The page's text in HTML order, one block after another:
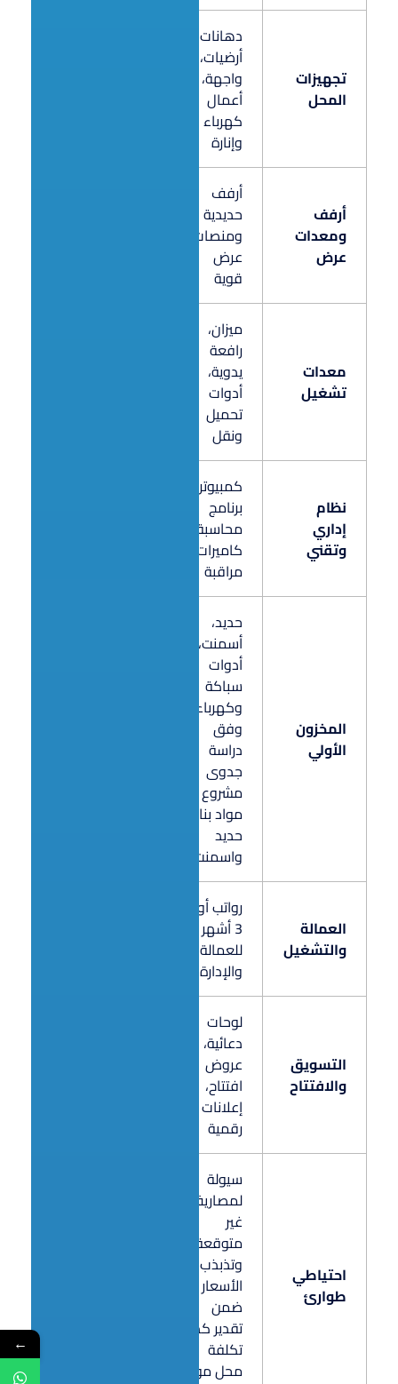
تجهيزات
المحل
دهانات،
أرضيات،
واجهة،
أعمال
كهرباء
وإنارة
أرفف
ومعدات
عرض
أرفف
حديدية
ومنصات
عرض
قوية
معدات
تشغيل
ميزان،
رافعة
يدوية،
أدوات
تحميل
ونقل
نظام
إداري
وتقني
كمبيوتر،
برنامج
محاسبة،
كاميرات
مراقبة
المخزون
الأولي
حديد،
أسمنت،
أدوات
سباكة
وكهرباء
وفق
دراسة
جدوى
مشروع
مواد بناء
حديد
واسمنت
العمالة
والتشغيل
رواتب أول
3 أشهر
للعمالة
والإدارة
التسويق
والافتتاح
لوحات
دعائية،
عروض
افتتاح،
إعلانات
رقمية
احتياطي
طوارئ
سيولة
لمصاريف
غير
متوقعة
وتذبذب
الأسعار
ضمن
تقدير كم
تكلفة
محل مواد
←